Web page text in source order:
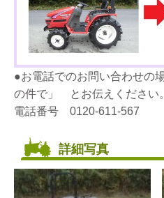
●お電話でのお問い合わせの
の件で」 とお伝えください。
電話番号 0120-611-567
詳細写真